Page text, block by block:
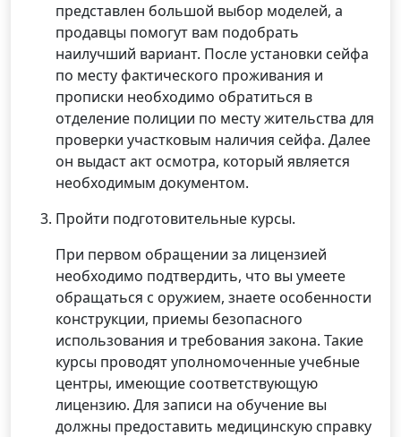
представлен большой выбор моделей, а
продавцы помогут вам подобрать
наилучший вариант. После установки сейфа
по месту фактического проживания и
прописки необходимо обратиться в
отделение полиции по месту жительства для
проверки участковым наличия сейфа. Далее
он выдаст акт осмотра, который является
необходимым документом.
Пройти подготовительные курсы.
При первом обращении за лицензией
необходимо подтвердить, что вы умеете
обращаться с оружием, знаете особенности
конструкции, приемы безопасного
использования и требования закона. Такие
курсы проводят уполномоченные учебные
центры, имеющие соответствующую
лицензию. Для записи на обучение вы
должны предоставить медицинскую справку